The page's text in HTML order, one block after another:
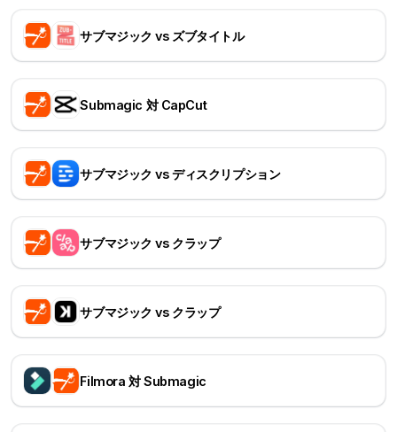
サブマジック vs ズブタイトル
Submagic 対 CapCut
サブマジック vs ディスクリプション
サブマジック vs クラップ
サブマジック vs クラップ
Filmora 対 Submagic